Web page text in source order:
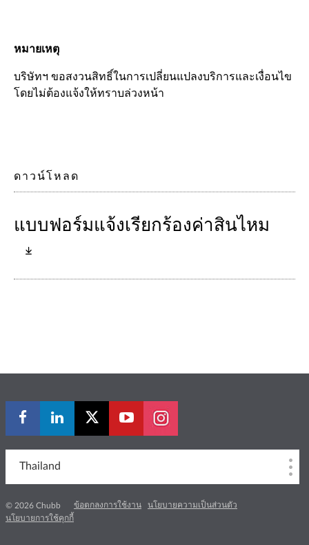
หมายเหตุ
บริษัทฯ ขอสงวนสิทธิ์ในการเปลี่ยนแปลงบริการและเงื่อนไข
โดยไม่ต้องแจ้งให้ทราบล่วงหน้า
ดาวน์โหลด
แบบฟอร์มแจ้งเรียกร้องค่าสินไหม
Thailand
© 2026 Chubb ข้อตกลงการใช้งาน
นโยบายความเป็นส่วนตัว
นโยบายการใช้คุกกี้